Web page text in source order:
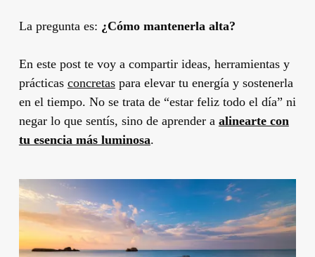
La pregunta es: ¿Cómo mantenerla alta?
En este post te voy a compartir ideas, herramientas y
prácticas concretaspara elevar tu energía y sostenerla
en el tiempo. No se trata de “estar feliz todo el día” ni
negar lo que sentís, sino de aprender a alinearte con
tu esencia más luminosa.